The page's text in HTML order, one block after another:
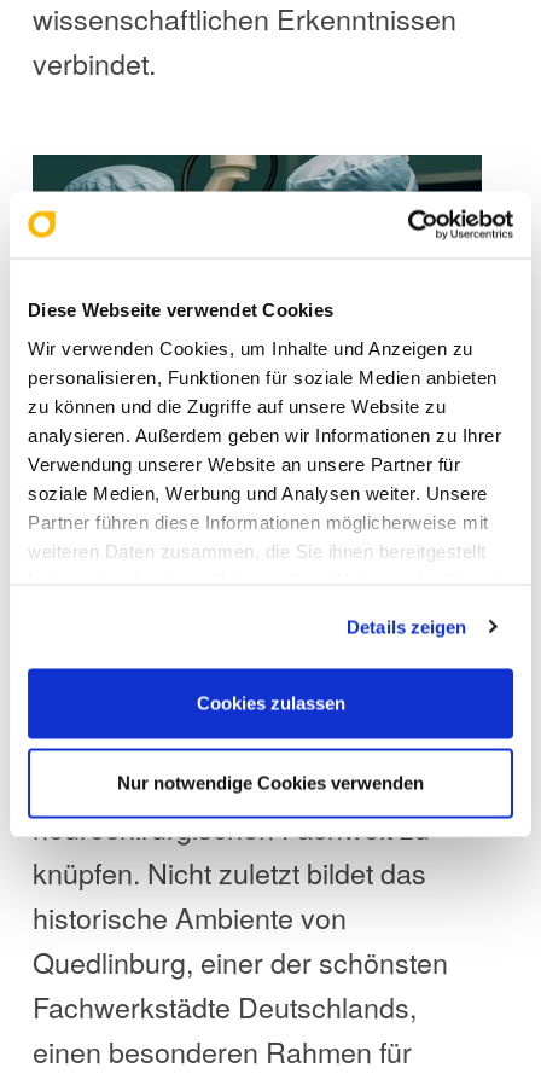
Diese Webseite verwendet Cookies
Wir verwenden Cookies, um Inhalte und Anzeigen zu
personalisieren, Funktionen für soziale Medien anbieten
zu können und die Zugriffe auf unsere Website zu
analysieren. Außerdem geben wir Informationen zu Ihrer
Verwendung unserer Website an unsere Partner für
soziale Medien, Werbung und Analysen weiter. Unsere
Partner führen diese Informationen möglicherweise mit
weiteren Daten zusammen, die Sie ihnen bereitgestellt
Cookies, wenn Sie unsere Webseite weiterhin nutzen.
Details zeigen
Cookies zulassen
Nur notwendige Cookies verwenden
wissenschaftlichen Erkenntnissen
verbindet.
Warum eine Teilnahme lohnt
Die Weiterbildungstagung bietet
das eigene Wissen zu erweitern,
praktische Erfahrungen
auszutauschen und wertvolle
Kontakte innerhalb der
neurochirurgischen Fachwelt zu
knüpfen. Nicht zuletzt bildet das
historische Ambiente von
Quedlinburg, einer der schönsten
Fachwerkstädte Deutschlands,
einen besonderen Rahmen für